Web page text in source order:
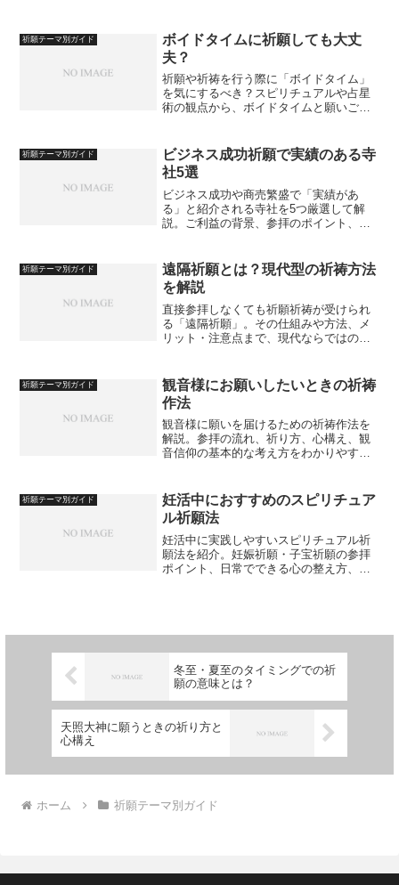
祈願テーマ別ガイド
ボイドタイムに祈願しても大丈
夫？
祈願や祈祷を行う際に「ボイドタイム」
を気にするべき？スピリチュアルや占星
術の観点から、ボイドタイムと願いごと
祈願テーマ別ガイド
ビジネス成功祈願で実績のある寺
社5選
ビジネス成功や商売繁盛で「実績があ
る」と紹介される寺社を5つ厳選して解
説。ご利益の背景、参拝のポイント、ど
祈願テーマ別ガイド
遠隔祈願とは？現代型の祈祷方法
を解説
直接参拝しなくても祈願祈祷が受けられ
る「遠隔祈願」。その仕組みや方法、メ
リット・注意点まで、現代ならではの祈
祈願テーマ別ガイド
観音様にお願いしたいときの祈祷
作法
観音様に願いを届けるための祈祷作法を
解説。参拝の流れ、祈り方、心構え、観
音信仰の基本的な考え方をわかりやすく
祈願テーマ別ガイド
妊活中におすすめのスピリチュア
ル祈願法
妊活中に実践しやすいスピリチュアル祈
願法を紹介。妊娠祈願・子宝祈願の参拝
ポイント、日常でできる心の整え方、夫
冬至・夏至のタイミングでの祈
願の意味とは？
天照大神に願うときの祈り方と
心構え
ホーム 祈願テーマ別ガイド